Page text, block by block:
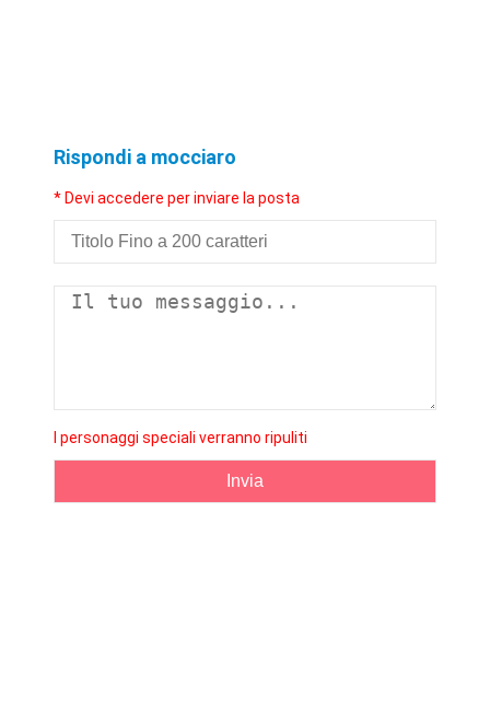
Rispondi a mocciaro
* Devi accedere per inviare la posta
I personaggi speciali verranno ripuliti